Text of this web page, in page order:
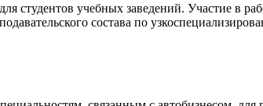
студентов учебных заведений. Участие в
состава по